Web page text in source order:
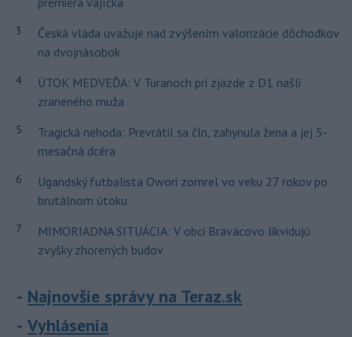
3
Česká vláda uvažuje nad zvýšením valorizácie dôchodkov
na dvojnásobok
4
ÚTOK MEDVEĎA: V Turanoch pri zjazde z D1 našli
zraneného muža
5
Tragická nehoda: Prevrátil sa čln, zahynula žena a jej 5-
mesačná dcéra
6
Ugandský futbalista Owori zomrel vo veku 27 rokov po
brutálnom útoku
7
MIMORIADNA SITUÁCIA: V obci Braväcovo likvidujú
zvyšky zhorených budov
Najnovšie správy na Teraz.sk
Vyhlásenia